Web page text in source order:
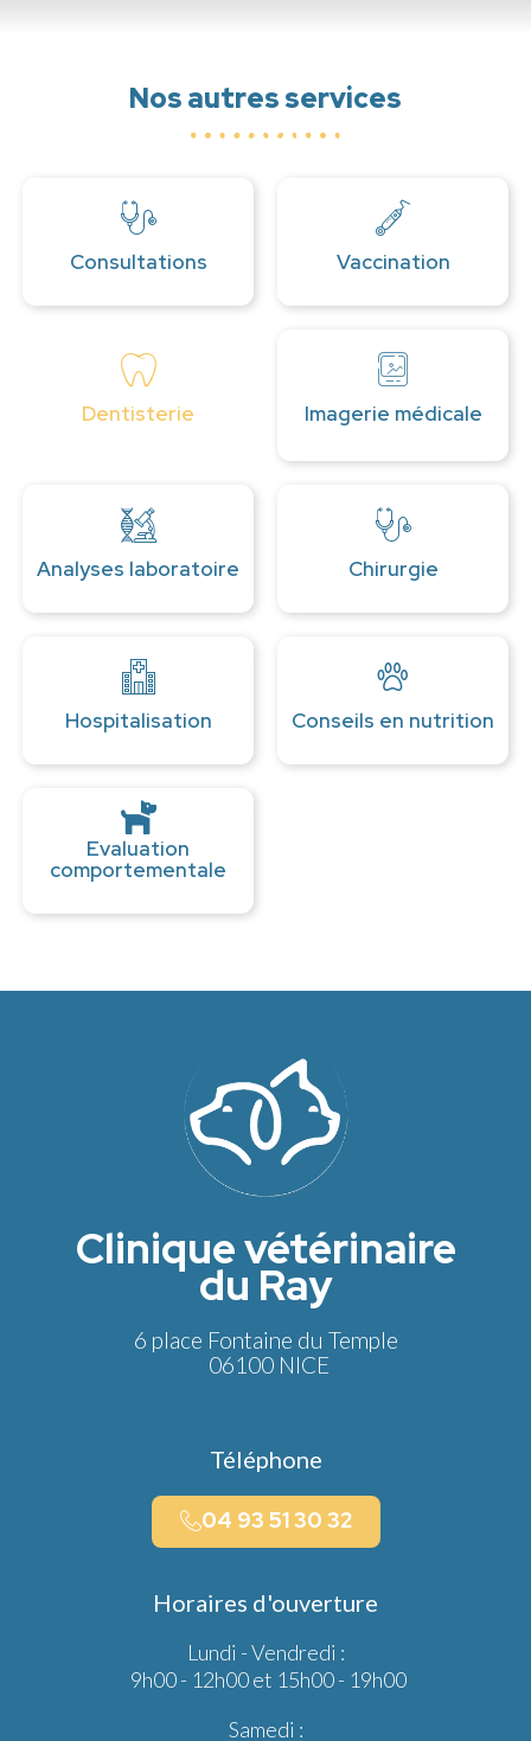
Nos autres services
Consultations Vaccination
Dentisterie Imagerie médicale
Analyses laboratoire Chirurgie
Hospitalisation Conseils en nutrition
Evaluation
comportementale
Clinique vétérinaire
du Ray
6 place Fontaine du Temple
06100 NICE
Téléphone
04 93 51 30 32
Horaires d'ouverture
Lundi - Vendredi :
9h00 - 12h00 et 15h00 - 19h00
Samedi :